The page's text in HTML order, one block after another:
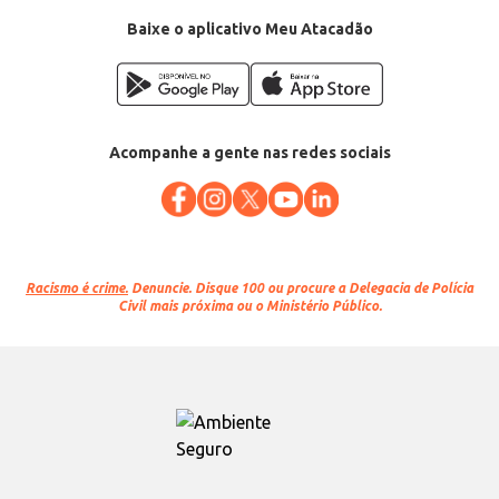
Baixe o aplicativo Meu Atacadão
Acompanhe a gente nas redes sociais
Racismo é crime. Denuncie. Disque 100 ou procure a Delegacia de Polícia
Civil mais próxima ou o Ministério Público.